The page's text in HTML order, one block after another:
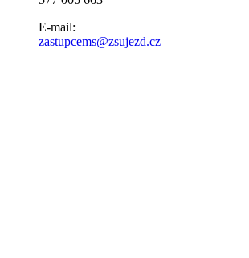
E-mail:
zastupcems@zsujezd.cz